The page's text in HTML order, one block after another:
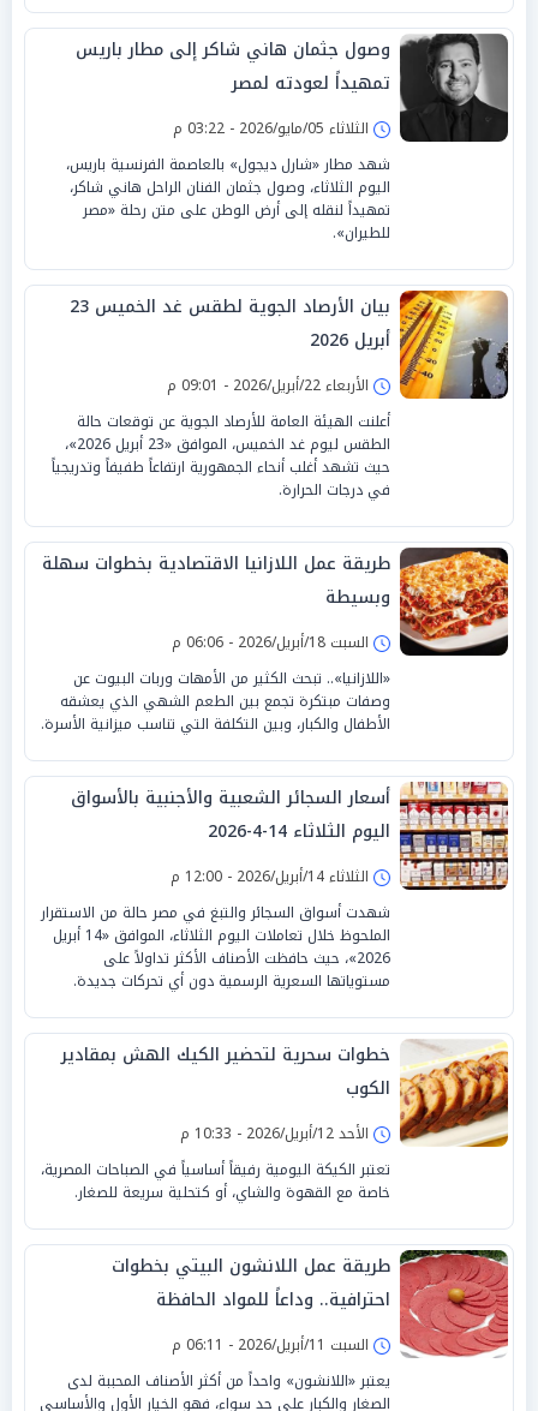
وصول جثمان هاني شاكر إلى مطار باريس
تمهيداً لعودته لمصر
الثلاثاء 05/مايو/2026 - 03:22 م
شهد مطار «شارل ديجول» بالعاصمة الفرنسية باريس،
اليوم الثلاثاء، وصول جثمان الفنان الراحل هاني شاكر،
تمهيداً لنقله إلى أرض الوطن على متن رحلة «مصر
للطيران».
بيان الأرصاد الجوية لطقس غد الخميس 23
أبريل 2026
الأربعاء 22/أبريل/2026 - 09:01 م
أعلنت الهيئة العامة للأرصاد الجوية عن توقعات حالة
الطقس ليوم غد الخميس، الموافق «23 أبريل 2026»،
حيث تشهد أغلب أنحاء الجمهورية ارتفاعاً طفيفاً وتدريجياً
في درجات الحرارة.
طريقة عمل اللازانيا الاقتصادية بخطوات سهلة
وبسيطة
السبت 18/أبريل/2026 - 06:06 م
«اللازانيا».. تبحث الكثير من الأمهات وربات البيوت عن
وصفات مبتكرة تجمع بين الطعم الشهي الذي يعشقه
الأطفال والكبار، وبين التكلفة التي تناسب ميزانية الأسرة.
أسعار السجائر الشعبية والأجنبية بالأسواق
اليوم الثلاثاء 14-4-2026
الثلاثاء 14/أبريل/2026 - 12:00 م
شهدت أسواق السجائر والتبغ في مصر حالة من الاستقرار
الملحوظ خلال تعاملات اليوم الثلاثاء، الموافق «14 أبريل
2026»، حيث حافظت الأصناف الأكثر تداولاً على
مستوياتها السعرية الرسمية دون أي تحركات جديدة.
خطوات سحرية لتحضير الكيك الهش بمقادير
الكوب
الأحد 12/أبريل/2026 - 10:33 م
تعتبر الكيكة اليومية رفيقاً أساسياً في الصباحات المصرية،
خاصة مع القهوة والشاي، أو كتحلية سريعة للصغار.
طريقة عمل اللانشون البيتي بخطوات
احترافية.. وداعاً للمواد الحافظة
السبت 11/أبريل/2026 - 06:11 م
يعتبر «اللانشون» واحداً من أكثر الأصناف المحببة لدى
الصغار والكبار على حد سواء، فهو الخيار الأول والأساسي